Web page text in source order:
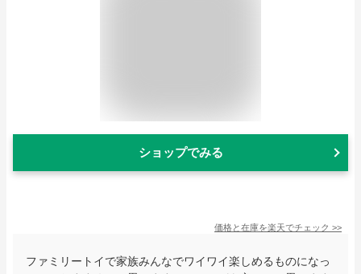
ショップでみる
価格と在庫を楽天でチェック >>
ファミリートイで家族みんなでワイワイ楽しめるものになっ